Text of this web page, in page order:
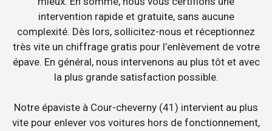
intervention rapide et gratuite, sans aucune
complexité. Dès lors, sollicitez-nous et réceptionnez
très vite un chiffrage gratis pour l’enlèvement de votre
épave. En général, nous intervenons au plus tôt et avec
la plus grande satisfaction possible.
Notre épaviste à Cour-cheverny (41) intervient au plus
vite pour enlever vos voitures hors de fonctionnement,